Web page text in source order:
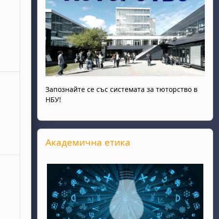
28 юнинеделя, 29 юни
Запознайте се със системата за тюторство в
НБУ!
Прескочи Академична етика
Академична етика